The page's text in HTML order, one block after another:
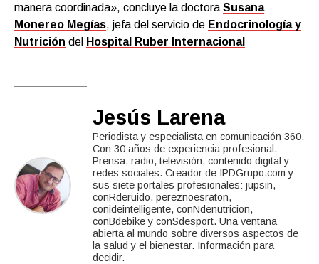
manera coordinada», concluye la doctora Susana
Monereo Megías, jefa del servicio de Endocrinología y
Nutrición del Hospital Ruber Internacional
Jesús Larena
Periodista y especialista en comunicación 360.
Con 30 años de experiencia profesional.
Prensa, radio, televisión, contenido digital y
redes sociales. Creador de IPDGrupo.com y
sus siete portales profesionales: jupsin,
conRderuido, pereznoesraton,
conideintelligente, conNdenutricion,
conBdebike y conSdesport. Una ventana
abierta al mundo sobre diversos aspectos de
la salud y el bienestar. Información para
decidir.